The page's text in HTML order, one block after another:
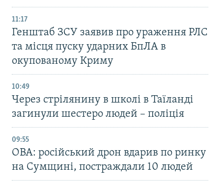
11:17
Генштаб ЗСУ заявив про ураження РЛС
та місця пуску ударних БпЛА в
окупованому Криму
10:49
Через стрілянину в школі в Таїланді
загинули шестеро людей – поліція
09:55
ОВА: російський дрон вдарив по ринку
на Сумщині, постраждали 10 людей